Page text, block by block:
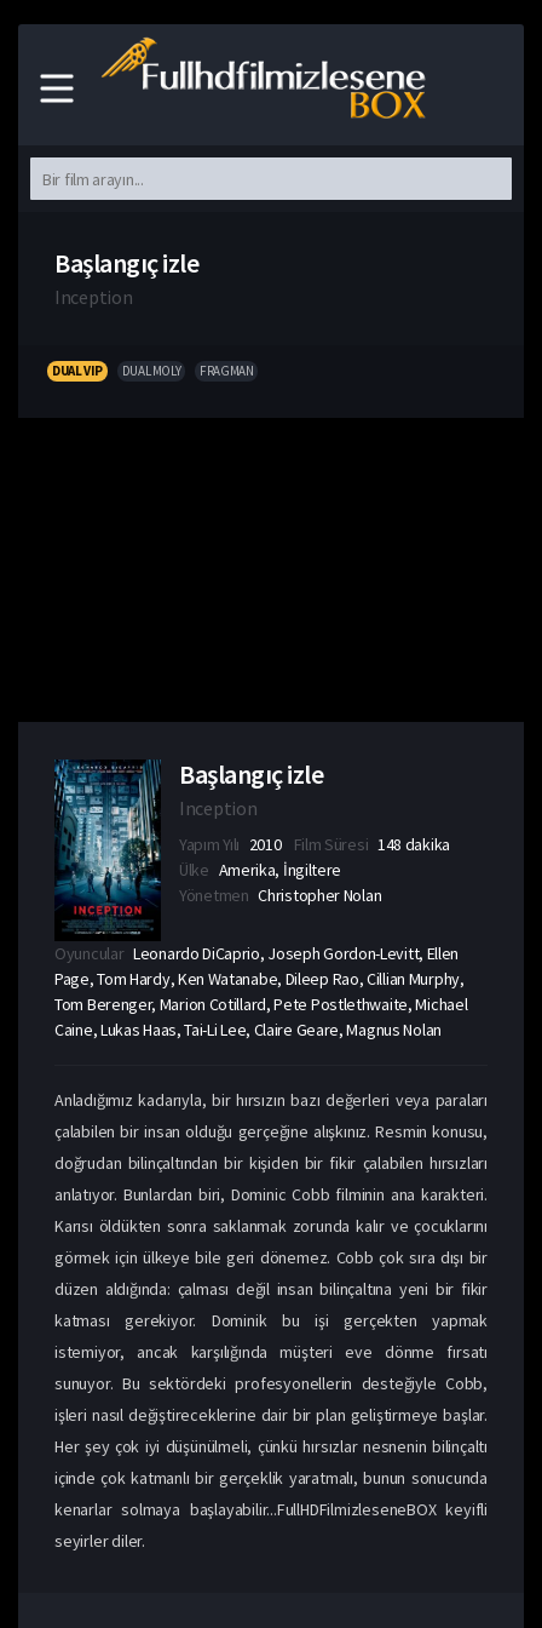
Başlangıç izle
Inception
DUAL VIP DUAL MOLY FRAGMAN
Başlangıç izle
Inception
Yapım Yılı 2010 Film Süresi 148 dakika
Ülke Amerika, İngiltere
Yönetmen Christopher Nolan
Oyuncular Leonardo DiCaprio, Joseph Gordon-Levitt, Ellen
Page, Tom Hardy, Ken Watanabe, Dileep Rao, Cillian Murphy,
Tom Berenger, Marion Cotillard, Pete Postlethwaite, Michael
Caine, Lukas Haas, Tai-Li Lee, Claire Geare, Magnus Nolan
Anladığımız kadarıyla, bir hırsızın bazı değerleri veya paraları
çalabilen bir insan olduğu gerçeğine alışkınız. Resmin konusu,
doğrudan bilinçaltından bir kişiden bir fikir çalabilen hırsızları
anlatıyor. Bunlardan biri, Dominic Cobb filminin ana karakteri.
Karısı öldükten sonra saklanmak zorunda kalır ve çocuklarını
görmek için ülkeye bile geri dönemez. Cobb çok sıra dışı bir
düzen aldığında: çalması değil insan bilinçaltına yeni bir fikir
katması gerekiyor. Dominik bu işi gerçekten yapmak
istemiyor, ancak karşılığında müşteri eve dönme fırsatı
sunuyor. Bu sektördeki profesyonellerin desteğiyle Cobb,
işleri nasıl değiştireceklerine dair bir plan geliştirmeye başlar.
Her şey çok iyi düşünülmeli, çünkü hırsızlar nesnenin bilinçaltı
içinde çok katmanlı bir gerçeklik yaratmalı, bunun sonucunda
kenarlar solmaya başlayabilir...FullHDFilmizleseneBOX keyifli
seyirler diler.